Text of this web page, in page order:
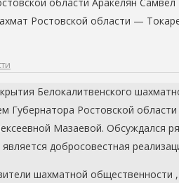
Ростовской области —
Белокалитвенского
Губернатора Ростовской
Мазаевой. Обсуждался
добросовестная
шахматной